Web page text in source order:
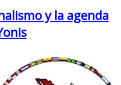
y la agenda